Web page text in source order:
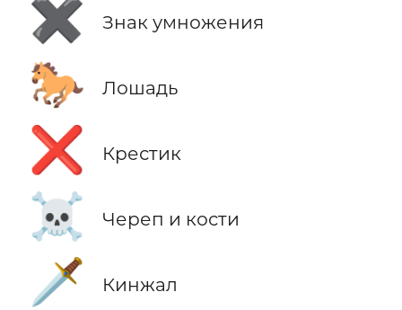
✖️ Знак умножения
🐎 Лошадь
❌ Крестик
☠️ Череп и кости
🗡️ Кинжал